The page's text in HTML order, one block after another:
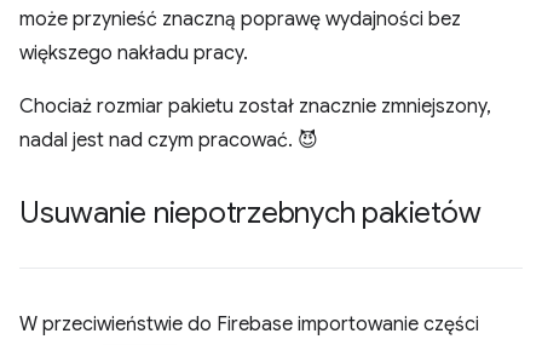
może przynieść znaczną poprawę wydajności bez
większego nakładu pracy.
Chociaż rozmiar pakietu został znacznie zmniejszony,
nadal jest nad czym pracować. 😈
Usuwanie niepotrzebnych pakietów
W przeciwieństwie do Firebase importowanie części